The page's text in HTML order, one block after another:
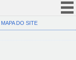
(COVID-19)
MAPA DO SITE